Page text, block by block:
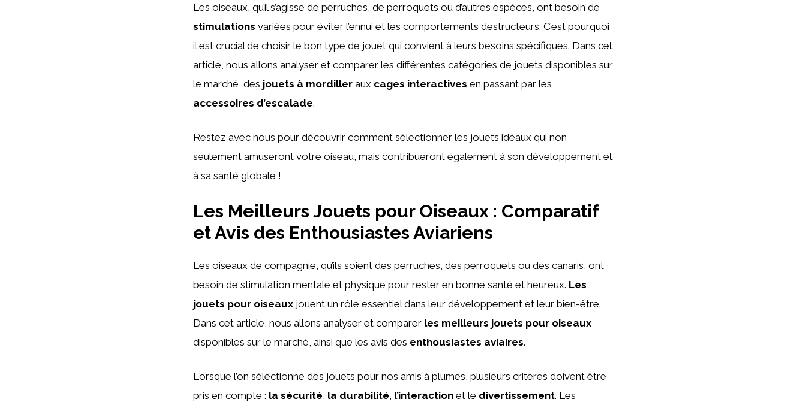
Les oiseaux, qu’il s’agisse de perruches, de perroquets ou d’autres espèces, ont besoin de
stimulations variées pour éviter l’ennui et les comportements destructeurs. C’est pourquoi
il est crucial de choisir le bon type de jouet qui convient à leurs besoins spécifiques. Dans cet
article, nous allons analyser et comparer les différentes catégories de jouets disponibles sur
le marché, des jouets à mordiller aux cages interactives en passant par les
accessoires d’escalade.
Restez avec nous pour découvrir comment sélectionner les jouets idéaux qui non
seulement amuseront votre oiseau, mais contribueront également à son développement et
à sa santé globale !
Les Meilleurs Jouets pour Oiseaux : Comparatif
et Avis des Enthousiastes Aviariens
Les oiseaux de compagnie, qu’ils soient des perruches, des perroquets ou des canaris, ont
besoin de stimulation mentale et physique pour rester en bonne santé et heureux. Les
jouets pour oiseaux jouent un rôle essentiel dans leur développement et leur bien-être.
Dans cet article, nous allons analyser et comparer les meilleurs jouets pour oiseaux
disponibles sur le marché, ainsi que les avis des enthousiastes aviaires.
Lorsque l’on sélectionne des jouets pour nos amis à plumes, plusieurs critères doivent être
pris en compte : la sécurité, la durabilité, l’interaction et le divertissement. Les